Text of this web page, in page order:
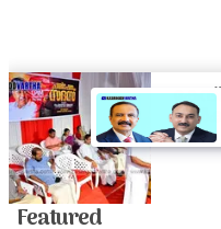
Featured